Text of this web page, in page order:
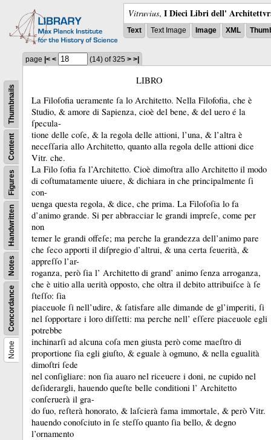
Vitruvius, I Dieci Libri dell'
Text Text Image Image XML
None
Concordance
Notes
Handwritten
Figures
Content
Thumbnails
page |< < (14) of 325 > >|
LIBRO
La Filoſofia ueramente ſa lo Architetto. Nella Filofofia, che è
Studio, & amore di Sapienza, cioè del bene, & del uero é la
ſpecula-
tione delle coſe, & la regola delle attioni, l’una, & l’altra è
neceſſaria allo Architetto, quanto alla regola delle attioni dice
Vitr. che.
La Filo ſofia fa l’Architetto. Cioè dimoſtra allo Architetto il modo
di coſtumatamente uiuere, & dichiara in che principalmente ſi
con-
uenga questa regola, & dice, che prima. La Filoſoſia lo fa
d’animo grande. Si per abbracciar le grandi impreſe, come per
non
temer le grandi offeſe; ma perche la grandezza dell’animo pare
che ſeco apporti il diſpregio d’altrui, & una certa ſeuerità, &
appreſſo l’ar-
roganza, però ſia l’ Architetto di grand’ animo ſenza arroganza,
che è uitio alla uerità opposto, che oltra il debito attribuiſce à ſe
ſteſſo: ſia
piaceuole ſi nell’udire, & ſatisfare alle dimande de gl’imperiti, ſi
nel ſopportare i loro diſſetti: ma perche nell’ eſſere piaceuole egli
potrebbe
inchinarſi ad alcuna coſa men giusta però come maeſtro di
proportione ſia egli giuſto, & eguale à ogmuno, & nella egualità
dimoſtri ſede
nel conſigliare: non ſia auaro nel riceuere i doni, ne cupido nel
deſiderargli, hauendo queſte belle conditioni l’ Architetto
conſeruerà il gra-
do ſuo, reſterà honorato, & laſcierà fama immortale, & però Vitr.
hauendo conoſciuto in ſe steſſo quanto ſia bello, & degno
l’ornamento